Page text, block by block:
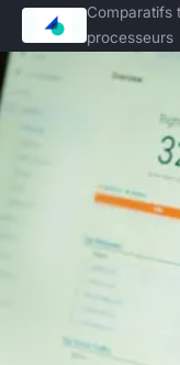
Comparatifs
processeurs